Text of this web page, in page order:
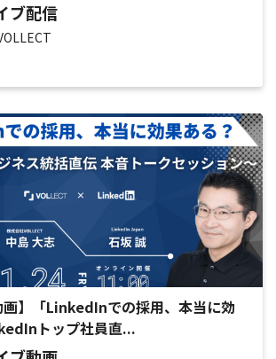
ブ配信
画】「LinkedInでの採用、本当に効
トップ社員直...